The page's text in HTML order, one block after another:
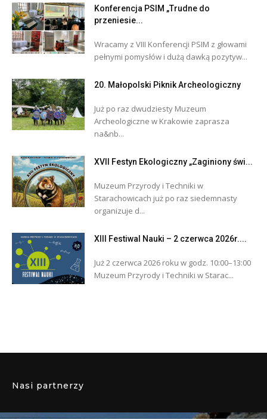
Konferencja PSIM „Trudne do
przeniesie...
Wracamy z VIII Konferencji PSIM z głowami
pełnymi pomysłów i dużą dawką pozytyw...
20. Małopolski Piknik Archeologiczny
Już po raz dwudziesty Muzeum
Archeologiczne w Krakowie zaprasza
na&nb...
XVII Festyn Ekologiczny „Zaginiony świ...
Muzeum Przyrody i Techniki w
Starachowicach już po raz siedemnasty
organizuje d...
XIII Festiwal Nauki – 2 czerwca 2026r....
Już 2 czerwca 2026 roku w godz. 10:00–13:00
Muzeum Przyrody i Techniki w Starac...
Nasi partnerzy